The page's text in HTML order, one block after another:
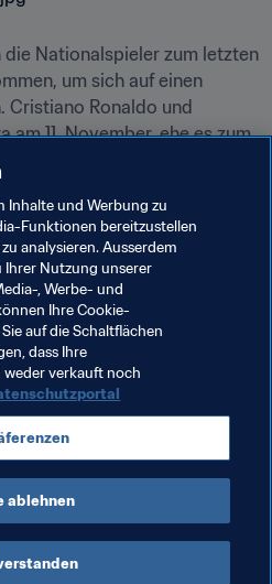
die Nationalspieler zum letzten
um sich auf einen
Cristiano Ronaldo und
11. November, ehe es zum
League (bislang zwei
historische Erfolg und
einem "verrückten Spiel"
weltweite Aufmerksamkeit
größer sein.
Inhalte und Werbung zu
Funktionen bereitzustellen
analysieren. Ausserdem
Nutzung unserer
, Werbe- und
Ihre Cookie-
auf die Schaltflächen
dass Ihre
verkauft noch
ablehnen